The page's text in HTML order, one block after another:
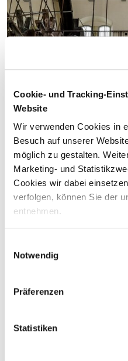
Cookie- und Tracking-
Website
Wir verwenden Cookies in
Besuch auf unserer
möglich zu gestalten.
Marketing- und
Cookies wir dabei
verfolgen, können Sie der
entnehmen.
erforderliche Cookies
"Auswahl erlauben" auf
Durch Bestätigen des
dabei, unsere Website
und nutzerfreundlich zu
Notwendig
Präferenzen
Statistiken
Gästeführer mit
Räderpumpwerk